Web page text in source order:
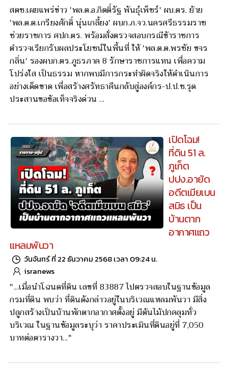
สตช.เผยแพร่ข่าว 'พล.ต.อ.กิตติ์รัฐ พันธุ์เพ็ชร์' ผบ.ตร. ย้าย
'พล.ต.ต.เกรียงศักดิ์ นุ่นเกลี้ยง' ผบก.ภ.จว.นครศรีธรรมราช
ช่วยราชการ ศปก.ตร. พร้อมสั่งตรวจสอบกรณีข้าราชการ
ตำรวจเรียกรับผลประโยชน์ในพื้นที่ ให้ 'พล.ต.ต.พรชัย ขจร
กลิ่น' รองผบก.ตร.ภูธรภาค 8 รักษาราชการแทน เพื่อความ
โปร่งใส เป็นธรรม หากพบมีการกระทำผิดจริงให้ดำเนินการ
อย่างเด็ดขาด เพื่อสร้างศรัทธาคืนกลับสู่องค์กร-ป.ป.ช.รุด
ประสานขอข้อเท็จจริงด่วน ...
เปิดโฉม!
ที่ดิน 51 ล.
ภูเก็ต
ปปง.อายัด
อดีตเมียเบน
สมิธ เป็น
บ้านตาก
อากาศแถว
แหลมพันวา
วันจันทร์ ที่ 22 ธันวาคม 2568 เวลา 09:24 น.
isranews
"...เมื่อนำโฉนดที่ดิน เลขที่ 83887 ไปตรวจสอบในฐานข้อมูล
กรมที่ดิน พบว่า ที่ดินดังกล่าวอยู่ในบริเวณแหลมพันวา มีสิ่ง
ปลูกสร้างเป็นบ้านพักตากอากาศตั้งอยู่ มีต้นไม้ปกคลุมทั่ว
บริเวณ ในฐานข้อมูลระบุว่า ราคาประเมินที่ดินอยู่ที่ 7,050
บาทต่อตารางวา..."